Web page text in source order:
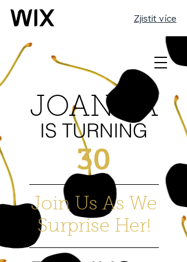
Zjistit více